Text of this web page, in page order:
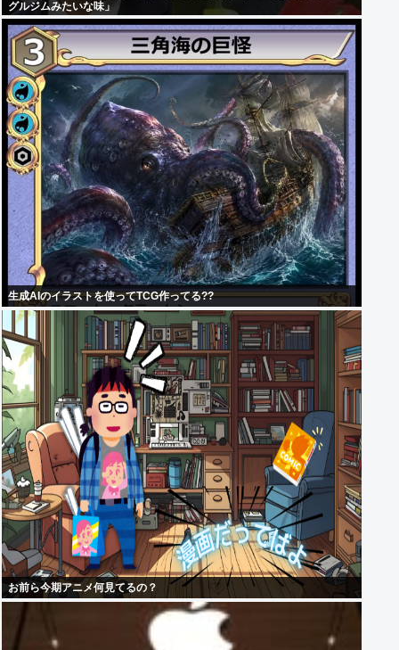
グルジムみたいな味」
生成AIのイラストを使ってTCG作ってる??
お前ら今期アニメ何見てるの？